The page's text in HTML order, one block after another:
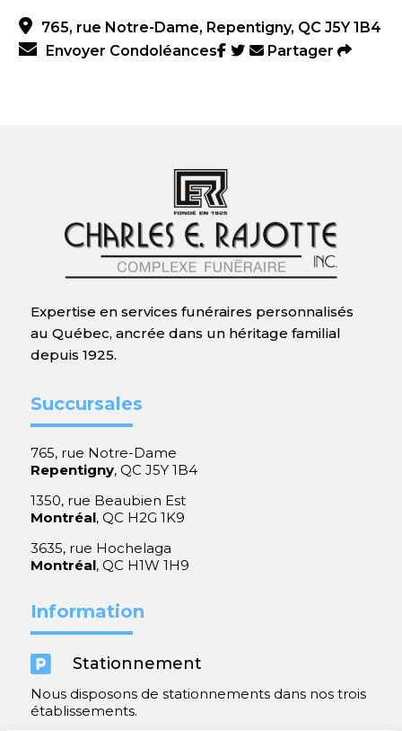
765, rue Notre-Dame, Repentigny, QC J5Y 1B4
Envoyer Condoléances
Partager
Expertise en services funéraires personnalisés
au Québec, ancrée dans un héritage familial
depuis 1925.
Succursales
765, rue Notre-Dame
Repentigny, QC J5Y 1B4
1350, rue Beaubien Est
Montréal, QC H2G 1K9
3635, rue Hochelaga
Montréal, QC H1W 1H9
Information
 Stationnement
Nous disposons de stationnements dans nos trois
établissements.